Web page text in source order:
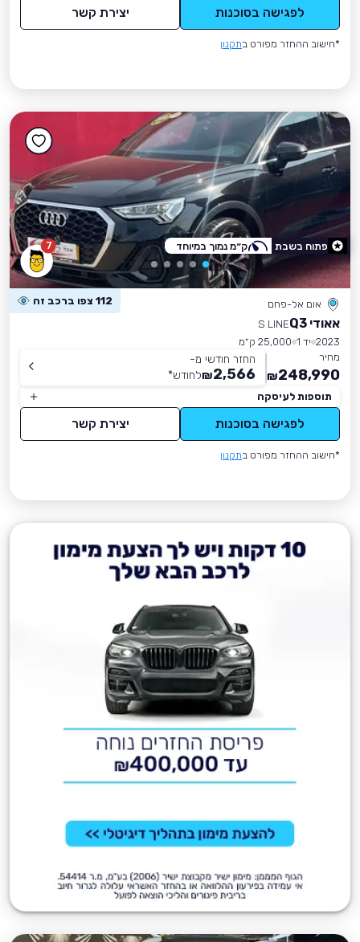
לפגישה בסוכנות יצירת קשר
*חישוב ההחזר מפורט בתקנון
7
אום אל-פחם 112 צפו ברכב זה
אאודי Q3
S LINE
2023 יד 1
25,000 ק״מ
מחיר
248,990
₪
החזר חודשי מ-
2,566
₪לחודש*
תוספות לעיסקה
לפגישה בסוכנות יצירת קשר
*חישוב ההחזר מפורט בתקנון
פתוח בשבת ק״מ נמוך במיוחד